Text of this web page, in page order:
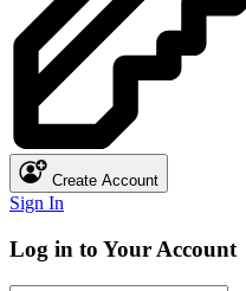
Create Account
Sign In
Log in to Your Account